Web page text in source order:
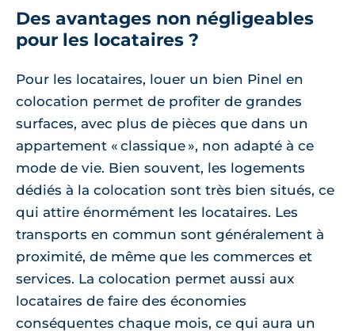
Des avantages non négligeables
pour les locataires ?
Pour les locataires, louer un bien Pinel en
colocation permet de profiter de grandes
surfaces, avec plus de pièces que dans un
appartement « classique », non adapté à ce
mode de vie. Bien souvent, les logements
dédiés à la colocation sont très bien situés, ce
qui attire énormément les locataires. Les
transports en commun sont généralement à
proximité, de même que les commerces et
services. La colocation permet aussi aux
locataires de faire des économies
conséquentes chaque mois, ce qui aura un